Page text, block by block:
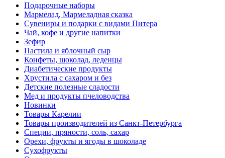
Подарочные наборы
Мармелад, Мармеладная сказка
Сувениры и подарки с видами Питера
Чай, кофе и другие напитки
Зефир
Пастила и яблочный сыр
Конфеты, шоколад, леденцы
Диабетические продукты
Хрустила с сахаром и без
Детские полезные сладости
Мед и продукты пчеловодства
Новинки
Товары Карелии
Товары производителей из Санкт-Петербурга
Специи, пряности, соль, сахар
Орехи, фрукты и ягоды в шоколаде
Сухофрукты